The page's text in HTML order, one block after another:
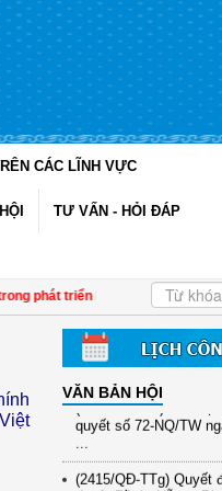
CÁC LĨNH VỰC
TƯ VẤN - HỎI ĐÁP
triển kinh tế tập thể giai đoạn
VĂN BẢN HỘI
(12/TB-HĐKH) V/v
định số 2415/QĐ-TTg
(417/QĐ-BNNMT)
Chương trình mục
...
(891/KH-ĐCT) Kế
quyết số 72-NQ/TW
...
(2415/QĐ-TTg) Quyết
duyệt Đề án Hỗ trợ